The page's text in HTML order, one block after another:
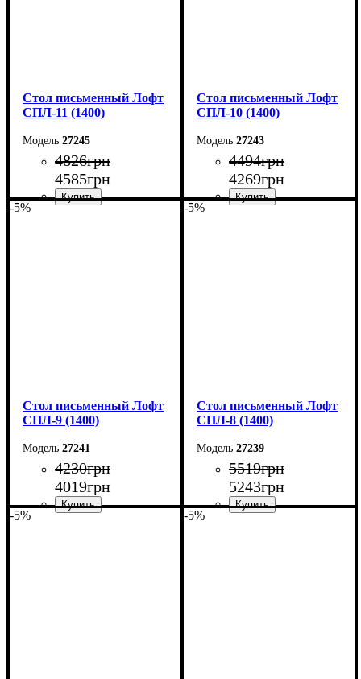
Стол письменный Лофт
СПЛ-11 (1400)
27245
4826грн
4585грн
Стол письменный Лофт
СПЛ-10 (1400)
27243
4494грн
4269грн
-5%
Стол письменный Лофт
СПЛ-9 (1400)
27241
4230грн
4019грн
-5%
Стол письменный Лофт
СПЛ-8 (1400)
27239
5519грн
5243грн
-5% -5%